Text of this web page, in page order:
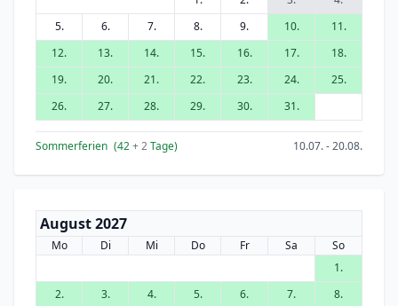
5.
6. 7. 8. 9. 10.
11.
12.
13. 14. 15. 16. 17.
18.
19.
20. 21. 22. 23. 24.
25.
26.
27. 28. 29. 30. 31.
Sommerferien (42+ 2Tage) 10.07. - 20.08.
August 2027
Mo Di Mi Do Fr Sa
So
1.
2.
3. 4. 5. 6. 7.
8.